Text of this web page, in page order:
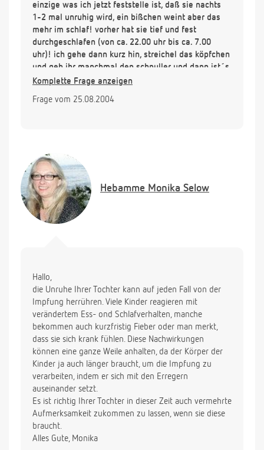
einzige was ich jetzt feststelle ist, daß sie nachts
1-2 mal unruhig wird, ein bißchen weint aber das
mehr im schlaf! vorher hat sie tief und fest
durchgeschlafen (von ca. 22.00 uhr bis ca. 7.00
uhr)! ich gehe dann kurz hin, streichel das köpfchen
und geb ihr manchmal den schnuller und dann ist´s
wieder gut! kann diese plötzliche "unruhe" noch
Komplette Frage anzeigen
Frage vom 25.08.2004
Hebamme Monika Selow
Hallo,
die Unruhe Ihrer Tochter kann auf jeden Fall von der
Impfung herrühren. Viele Kinder reagieren mit
verändertem Ess- ond Schlafverhalten, manche
bekommen auch kurzfristig Fieber oder man merkt,
dass sie sich krank fühlen. Diese Nachwirkungen
können eine ganze Weile anhalten, da der Körper der
Kinder ja auch länger braucht, um die Impfung zu
verarbeiten, indem er sich mit den Erregern
auseinander setzt.
Es ist richtig Ihrer Tochter in dieser Zeit auch vermehrte
Aufmerksamkeit zukommen zu lassen, wenn sie diese
braucht.
Alles Gute, Monika